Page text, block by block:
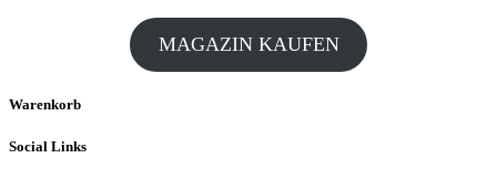
MAGAZIN KAUFEN
Warenkorb
Social Links